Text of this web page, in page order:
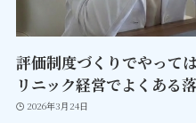
評価制度づくりでやっ
リニック経営でよくある
2026年3月24日